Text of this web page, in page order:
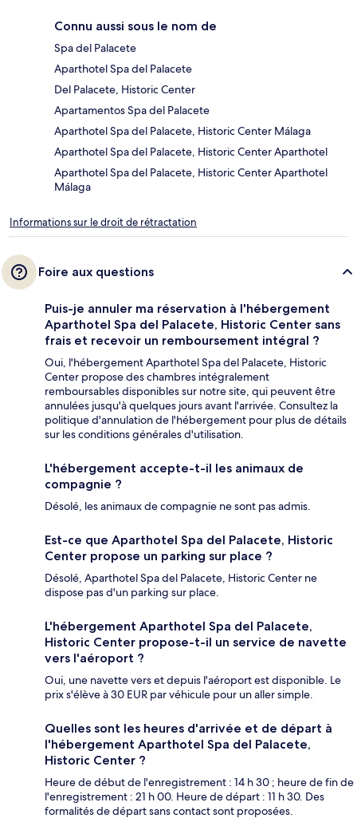
Connu aussi sous le nom de
Spa del Palacete
Aparthotel Spa del Palacete
Del Palacete, Historic Center
Apartamentos Spa del Palacete
Aparthotel Spa del Palacete, Historic Center Málaga
Aparthotel Spa del Palacete, Historic Center Aparthotel
Aparthotel Spa del Palacete, Historic Center Aparthotel
Málaga
Informations sur le droit de rétractation
Foire aux questions
Puis-je annuler ma réservation à l'hébergement
Aparthotel Spa del Palacete, Historic Center sans
frais et recevoir un remboursement intégral ?
Oui, l'hébergement Aparthotel Spa del Palacete, Historic
Center propose des chambres intégralement
remboursables disponibles sur notre site, qui peuvent être
annulées jusqu'à quelques jours avant l'arrivée. Consultez la
politique d'annulation de l'hébergement pour plus de détails
sur les conditions générales d'utilisation.
L'hébergement accepte-t-il les animaux de
compagnie ?
Désolé, les animaux de compagnie ne sont pas admis.
Est-ce que Aparthotel Spa del Palacete, Historic
Center propose un parking sur place ?
Désolé, Aparthotel Spa del Palacete, Historic Center ne
dispose pas d'un parking sur place.
L'hébergement Aparthotel Spa del Palacete,
Historic Center propose-t-il un service de navette
vers l'aéroport ?
Oui, une navette vers et depuis l'aéroport est disponible. Le
prix s'élève à 30 EUR par véhicule pour un aller simple.
Quelles sont les heures d'arrivée et de départ à
l'hébergement Aparthotel Spa del Palacete,
Historic Center ?
Heure de début de l'enregistrement : 14 h 30 ; heure de fin de
l'enregistrement : 21 h 00. Heure de départ : 11 h 30. Des
formalités de départ sans contact sont proposées.